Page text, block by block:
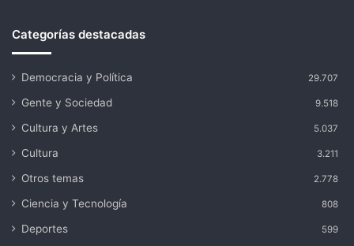
Categorías destacadas
Democracia y Política 29.707
Gente y Sociedad 9.518
Cultura y Artes 5.037
Cultura 3.211
Otros temas 2.778
Ciencia y Tecnología 808
Deportes 599